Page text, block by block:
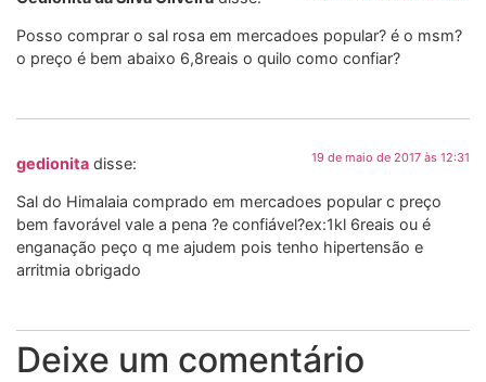
Posso comprar o sal rosa em mercadoes popular? é o msm?
o preço é bem abaixo 6,8reais o quilo como confiar?
gedionita disse: 19 de maio de 2017 às 12:31
Sal do Himalaia comprado em mercadoes popular c preço
bem favorável vale a pena ?e confiável?ex:1kl 6reais ou é
enganação peço q me ajudem pois tenho hipertensão e
arritmia obrigado
Deixe um comentário